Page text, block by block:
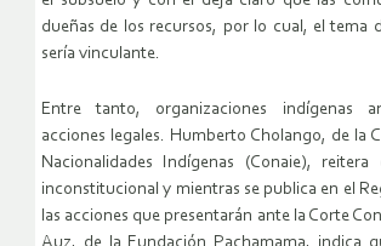
dueñas de los recursos, por lo cual, el tema
sería vinculante.
Entre tanto, organizaciones indígenas
acciones legales. Humberto Cholango, de la
Nacionalidades Indígenas (Conaie),
inconstitucional y mientras se publica en el
las acciones que presentarán ante la Corte